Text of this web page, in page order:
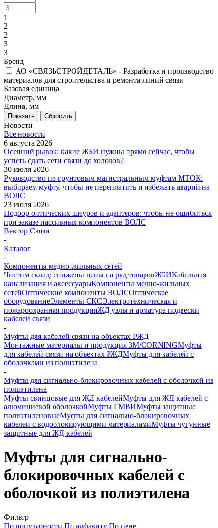
1
2
2
3
3
Бренд
АО «СВЯЗЬСТРОЙДЕТАЛЬ» - Разработка и производство
материалов для строительства и ремонта линий связи
Базовая единица
Диаметр, мм
Длина, мм
Показать Сбросить
Новости
Все новости
6 августа 2026
Осенний рывок: какие ЖБИ нужны прямо сейчас, чтобы
успеть сдать сети связи до холодов?
30 июля 2026
Руководство по грунтовым магистральным муфтам МТОК:
выбираем муфту, чтобы не переплатить и избежать аварий на
ВОЛС
23 июля 2026
Подбор оптических шнуров и адаптеров: чтобы не ошибиться
при заказе пассивных компонентов ВОЛС
Вектор Связи
-
Каталог
-
Компоненты медно-жильных сетей
Чистим склад: снижены цены на ряд товаровЖБИКабельная
канализация и аксессуарыКомпоненты медно-жильных
сетейОптические компоненты ВОЛСОптическое
оборудованиеЭлементы СКСЭлектротехническая и
пожароохранная продукцияЖД узлы и арматура подвески
кабелей связи
-
Муфты для кабелей связи на объектах РЖД
Монтажные материалы и продукция 3M/CORNINGМуфты
для кабелей связи на объектах РЖДМуфты для кабелей с
оболочками из полиэтилена
-
Муфты для сигнально-блокировочных кабелей с оболочкой из
полиэтилена
Муфты свинцовые для ЖД кабелейМуфты для ЖД кабелей с
алюминиевой оболочкойМуфты ГМВИМуфты защитные
полиэтиленовыеМуфты для сигнально-блокировочных
кабелей с водоблокирующими материаламиМуфты чугунные
защитные для ЖД кабелей
Муфты для сигнально-
блокировочных кабелей с
оболочкой из полиэтилена
Фильтр
По популярности По алфавиту По цене